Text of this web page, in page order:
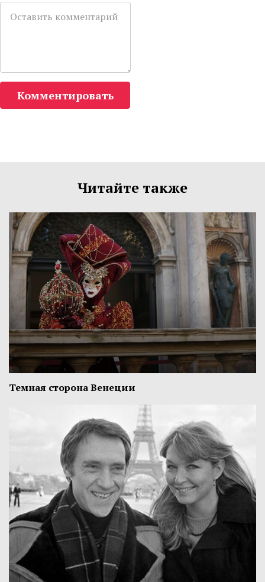
Комментировать
Читайте также
Темная сторона Венеции